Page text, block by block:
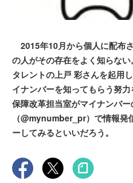
2015年10月から個人に配布
の人がその存在をよく知らない
タレントの上戸 彩さんを起用
イナンバーを知ってもらう努
保障改革担当室がマイナンバ
（@mynumber_pr）で情報発
ーしてみるといいだろう。